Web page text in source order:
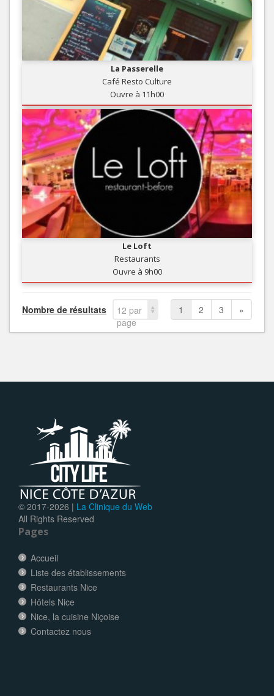
La Passerelle
Café Resto Culture
Ouvre à 11h00
Le Loft
Restaurants
Ouvre à 9h00
Nombre de résultats
12 par
page
1 2 3 »
© 2017-2026 | La Clinique du Web
All Rights Reserved
Pages
Accueil
Liste des établissements
Restaurants Nice
Hôtels Nice
Nice, la cuisine Niçoise
Contactez nous